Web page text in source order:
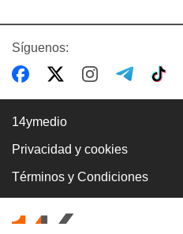
Premio Literario Lourdes
Síguenos:
14ymedio
Privacidad y cookies
Términos y Condiciones